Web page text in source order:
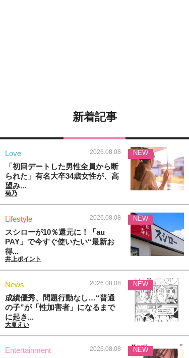
新着記事
Love 2026.08.08
「初回デートした男性全員から断
られた」有名大卒34歳女性が、高
望み...
菊乃
NEW
Lifestyle 2026.08.08
スシローが10％還元に！「au
PAY」で今すぐ使いたい“最新お
得...
井上ポイント
NEW
News 2026.08.08
成績優秀、問題行動なし…“普通
の子”が「性加害者」になるまで
に起き...
大夏えい
NEW
Entertainment 2026.08.08 NEW